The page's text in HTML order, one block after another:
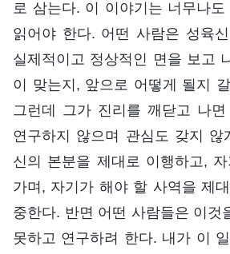
로 삼는다. 이 이야기는 너무나
읽어야 한다. 어떤 사람은 성육
실제적이고 정상적인 면을 보고
이 맞는지, 앞으로 어떻게 될지
그런데 그가 진리를 깨닫고 나
연구하지 않으며 관심도 갖지
신의 본분을 제대로 이행하고,
가며, 자기가 해야 할 사역을 제
중한다. 반면 어떤 사람들은 이것
못하고 연구하려 한다. 내가 이